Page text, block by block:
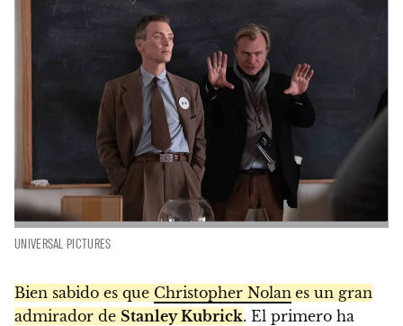
UNIVERSAL PICTURES
Bien sabido es que Christopher Nolan es un gran
admirador de Stanley Kubrick. El primero ha